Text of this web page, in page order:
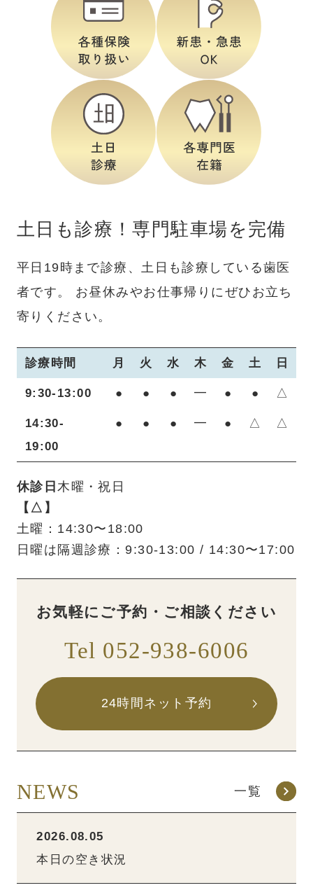
土日も診療！専門駐車場を完備
平日19時まで診療、土日も診療している歯医
者です。
お昼休みやお仕事帰りにぜひお立ち
寄りください。
診療時間 月 火 水 木 金 土 日
9:30-13:00 ● ● ● ━ ● ● △
14:30-
19:00
● ● ● ━ ● △ △
休診日木曜・祝日
【△】
土曜：14:30〜18:00
日曜は隔週診療：9:30-13:00 / 14:30〜17:00
お気軽にご予約・ご相談ください
Tel 052-938-6006
24時間ネット予約
NEWS 一覧
2026.08.05
本日の空き状況